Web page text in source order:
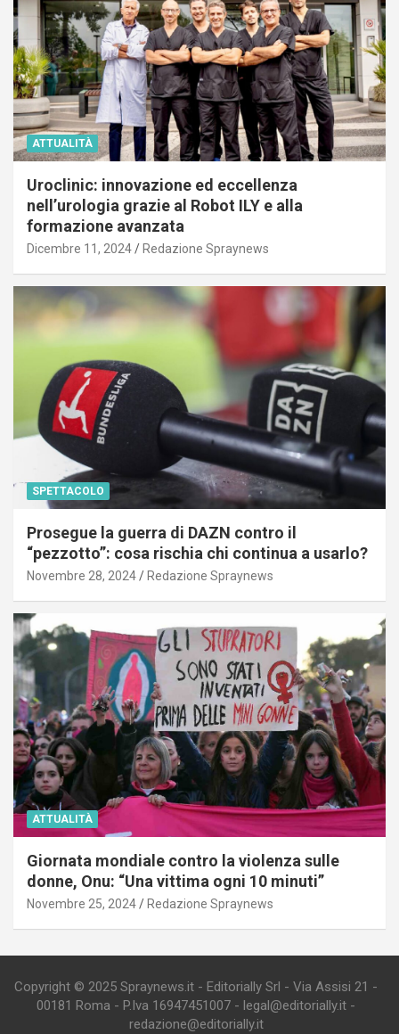
ATTUALITÀ
Uroclinic: innovazione ed eccellenza
nell’urologia grazie al Robot ILY e alla
formazione avanzata
Dicembre 11, 2024 Redazione Spraynews
SPETTACOLO
Prosegue la guerra di DAZN contro il
“pezzotto”: cosa rischia chi continua a usarlo?
Novembre 28, 2024 Redazione Spraynews
ATTUALITÀ
Giornata mondiale contro la violenza sulle
donne, Onu: “Una vittima ogni 10 minuti”
Novembre 25, 2024 Redazione Spraynews
Copyright © 2025 Spraynews.it - Editorially Srl - Via Assisi 21 -
00181 Roma - P.Iva 16947451007 - legal@editorially.it -
redazione@editorially.it